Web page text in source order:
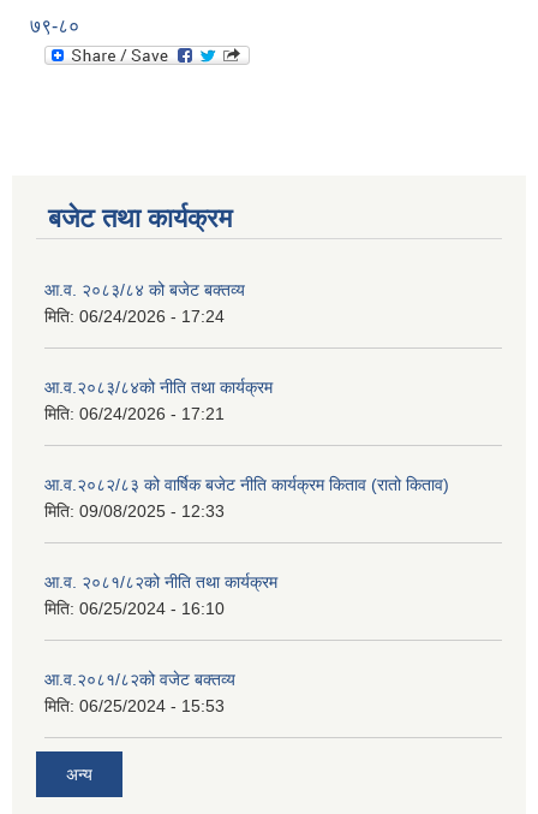
७९-८०
बजेट तथा कार्यक्रम
आ.व. २०८३/८४ को बजेट बक्तव्य
मिति: 06/24/2026 - 17:24
आ.व.२०८३/८४को नीति तथा कार्यक्रम
मिति: 06/24/2026 - 17:21
आ.व.२०८२/८३ को वार्षिक बजेट नीति कार्यक्रम किताव (रातो किताव)
मिति: 09/08/2025 - 12:33
आ.व. २०८१/८२को नीति तथा कार्यक्रम
मिति: 06/25/2024 - 16:10
आ.व.२०८१/८२को वजेट बक्तव्य
मिति: 06/25/2024 - 15:53
अन्य